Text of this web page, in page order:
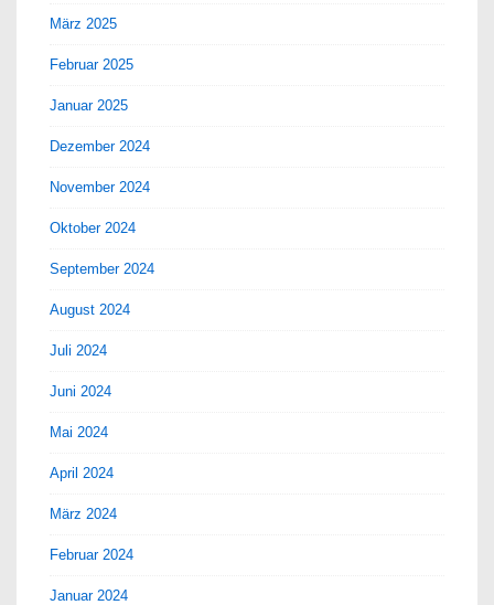
März 2025
Februar 2025
Januar 2025
Dezember 2024
November 2024
Oktober 2024
September 2024
August 2024
Juli 2024
Juni 2024
Mai 2024
April 2024
März 2024
Februar 2024
Januar 2024